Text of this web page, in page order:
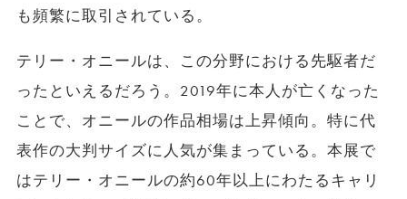
も頻繁に取引されている。
テリー・オニールは、この分野における先駆者だ
ったといえるだろう。2019年に本人が亡くなった
ことで、オニールの作品相場は上昇傾向。特に代
表作の大判サイズに人気が集まっている。本展で
はテリー・オニールの約60年以上にわたるキャリ